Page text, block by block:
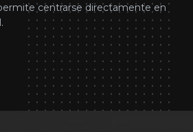
centrarse directamente en